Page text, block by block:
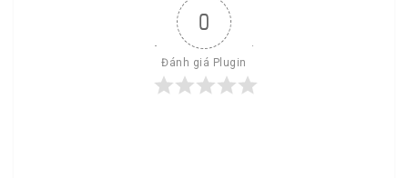
0
Đánh giá Plugin